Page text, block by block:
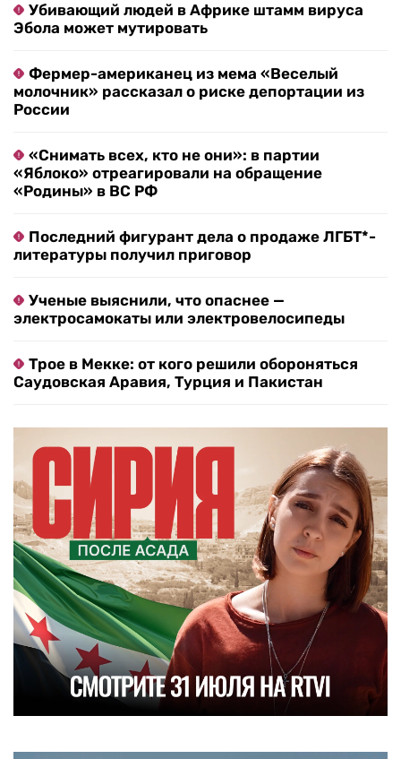
Убивающий людей в Африке штамм вируса
Эбола может мутировать
Фермер-американец из мема «Веселый
молочник» рассказал о риске депортации из
России
«Снимать всех, кто не они»: в партии
«Яблоко» отреагировали на обращение
«Родины» в ВС РФ
Последний фигурант дела о продаже ЛГБТ*-
литературы получил приговор
Ученые выяснили, что опаснее —
электросамокаты или электровелосипеды
Трое в Мекке: от кого решили обороняться
Саудовская Аравия, Турция и Пакистан